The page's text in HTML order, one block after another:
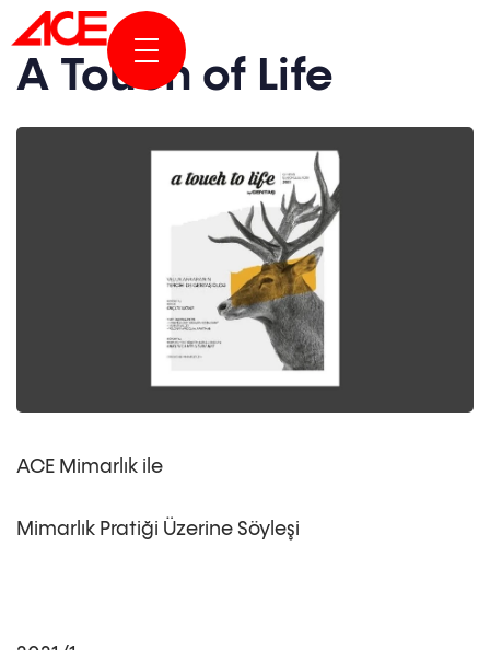
KURUMSAL
PROJELER
ÖDÜLLER & YAYINLAR
HABERLER & HİKAYELER
ACE ONLINE
A Touch of Life
ACE Mimarlık ile
Mimarlık Pratiği Üzerine Söyleşi